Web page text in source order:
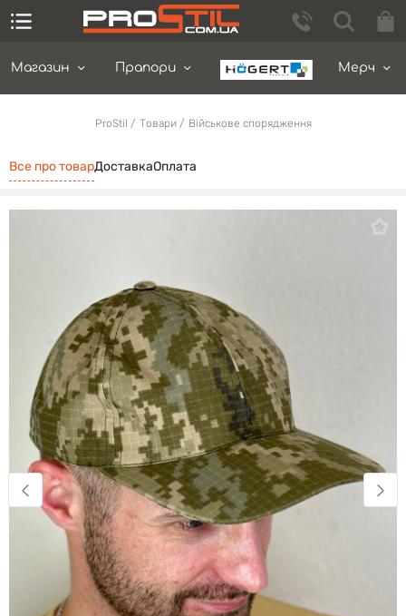
Магазин Прапори Мерч
ProStil Товари Військове спорядження
Все про товарДоставкаОплата